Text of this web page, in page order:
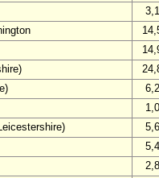
3,1
6,2
1,0
5,6
5,4
2,8